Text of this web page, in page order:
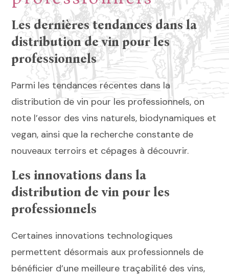
Les dernières tendances dans la
distribution de vin pour les
professionnels
Parmi les tendances récentes dans la
distribution de vin pour les professionnels, on
note l’essor des vins naturels, biodynamiques et
vegan, ainsi que la recherche constante de
nouveaux terroirs et cépages à découvrir.
Les innovations dans la
distribution de vin pour les
professionnels
Certaines innovations technologiques
permettent désormais aux professionnels de
bénéficier d’une meilleure traçabilité des vins,